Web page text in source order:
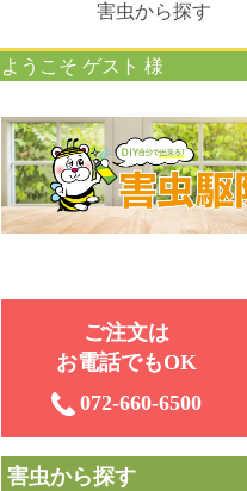
害虫から探す
ようこそ ゲスト 様
ご注⽂は
お電話でもOK
072-660-6500
害虫から探す